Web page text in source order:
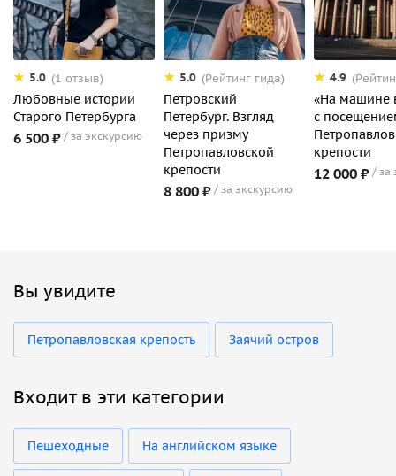
5.0 (1 отзыв)
Любовные истории
Старого Петербурга
6 500 ₽ за экскурсию
5.0 (Рейтинг гида)
Петровский
Петербург. Взгляд
через призму
Петропавловской
крепости
8 800 ₽ за экскурсию
4.9
«На машине
с
крепости
12 000 ₽ за
Вы увидите
Петропавловская крепость Заячий остров
Входит в эти категории
Пешеходные На английском языке